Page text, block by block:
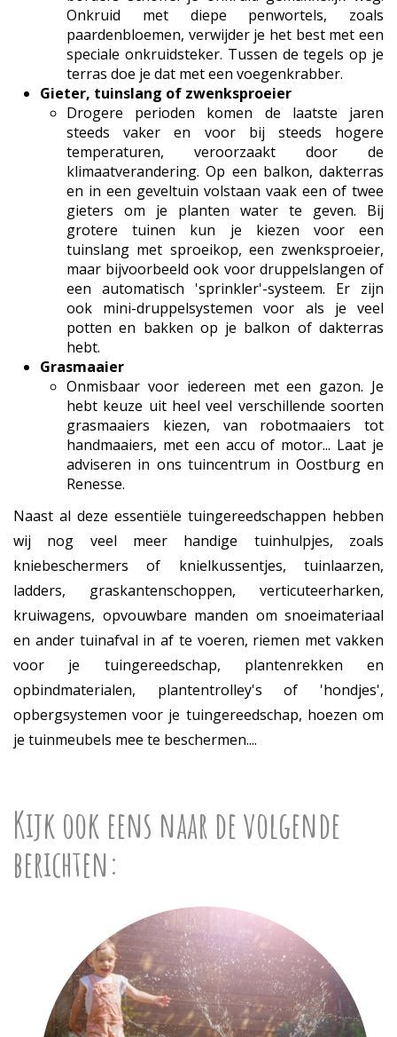
Onkruid met diepe penwortels, zoals
paardenbloemen, verwijder je het best met een
speciale onkruidsteker. Tussen de tegels op je
terras doe je dat met een voegenkrabber.
Gieter, tuinslang of zwenksproeier
Drogere perioden komen de laatste jaren
steeds vaker en voor bij steeds hogere
temperaturen, veroorzaakt door de
klimaatverandering. Op een balkon, dakterras
en in een geveltuin volstaan vaak een of twee
gieters om je planten water te geven. Bij
grotere tuinen kun je kiezen voor een
tuinslang met sproeikop, een zwenksproeier,
maar bijvoorbeeld ook voor druppelslangen of
een automatisch 'sprinkler'-systeem. Er zijn
ook mini-druppelsystemen voor als je veel
potten en bakken op je balkon of dakterras
hebt.
Grasmaaier
Onmisbaar voor iedereen met een gazon. Je
hebt keuze uit heel veel verschillende soorten
grasmaaiers kiezen, van robotmaaiers tot
handmaaiers, met een accu of motor... Laat je
adviseren in ons tuincentrum in Oostburg en
Renesse.
Naast al deze essentiële tuingereedschappen hebben
wij nog veel meer handige tuinhulpjes, zoals
kniebeschermers of knielkussentjes, tuinlaarzen,
ladders, graskantenschoppen, verticuteerharken,
kruiwagens, opvouwbare manden om snoeimateriaal
en ander tuinafval in af te voeren, riemen met vakken
voor je tuingereedschap, plantenrekken en
opbindmaterialen, plantentrolley's of 'hondjes',
opbergsystemen voor je tuingereedschap, hoezen om
je tuinmeubels mee te beschermen....
Kijk ook eens naar de volgende
berichten: